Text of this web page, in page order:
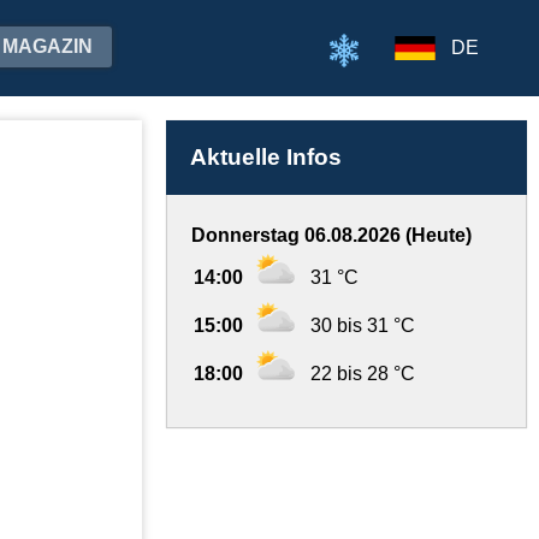
MAGAZIN DE
Aktuelle Infos
Donnerstag 06.08.2026 (Heute)
14:00 31 °C
15:00 30 bis 31 °C
18:00 22 bis 28 °C